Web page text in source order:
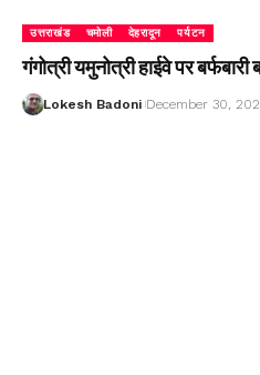
उत्तराखंड चमोली देहरादून पर्यटन
गंगोत्री यमुनोत्री हाईवे पर
Lokesh Badoni December 30,